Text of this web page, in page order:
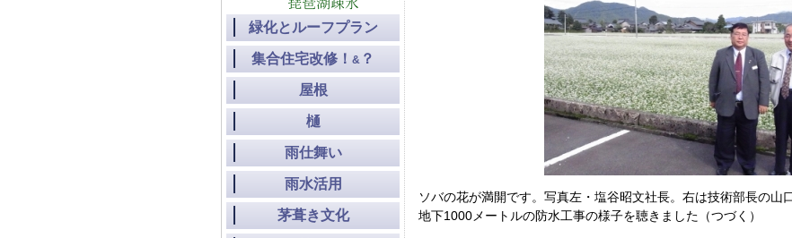
ソバの花が満開です。写真左・塩谷昭文社長。右は技術部長の山
地下1000メートルの防水工事の様子を聴きました（つづく）
緑化とルーフプラン
集合住宅改修！ & ？
屋根
樋
雨仕舞い
雨水活用
茅葺き文化